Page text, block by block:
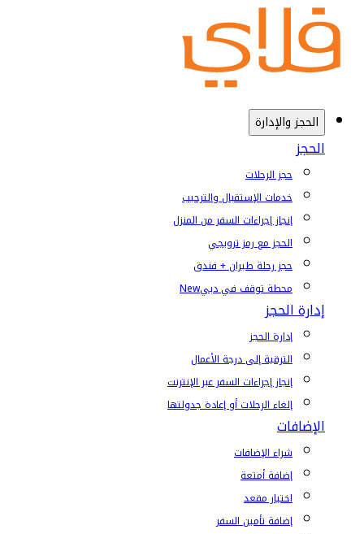
الحجز والإدارة
الحجز
حجز الرحلات
خدمات الإستقبال والترحيب
إنجاز إجراءات السفر من المنزل
الحجز مع رمز ترويجي
حجز رحلة طيران + فندق
محطة توقف في دبيNew
إدارة الحجز
إدارة الحجز
الترقية إلى درجة الأعمال
إنجاز إجراءات السفر عبر الإنترنت
إلغاء الرحلات أو إعادة جدولتها
الإضافات
شراء الإضافات
إضافة أمتعة
اختيار مقعد
إضافة تأمين السفر